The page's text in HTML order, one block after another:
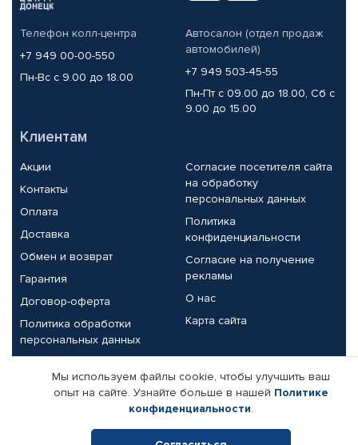
Телефон колл-центра
+7 949 00-00-550
Пн-Вс с 9.00 до 18.00
Автосалон (отдел продаж
автомобилей)
+7 949 503-45-55
Пн-Пт с 09.00 до 18.00, Сб с
9.00 до 15.00
Клиентам
Акции
Контакты
Оплата
Доставка
Обмен и возврат
Гарантия
Договор-оферта
Политика обработки
персональных данных
Согласие посетителя сайта
на обработку
персональных данных
Политика
конфиденциальности
Согласие на получение
рекламы
О нас
Карта сайта
Партнерам
Корпоративным клиентам
Поставщикам
Реквизиты компании
Мы используем файлы cookie, чтобы улучшить ваш
опыт на сайте. Узнайте больше в нашей Политике
конфиденциальности.